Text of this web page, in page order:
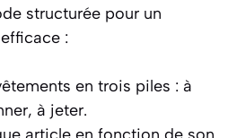
structurée pour un
:
en trois piles : à
à jeter.